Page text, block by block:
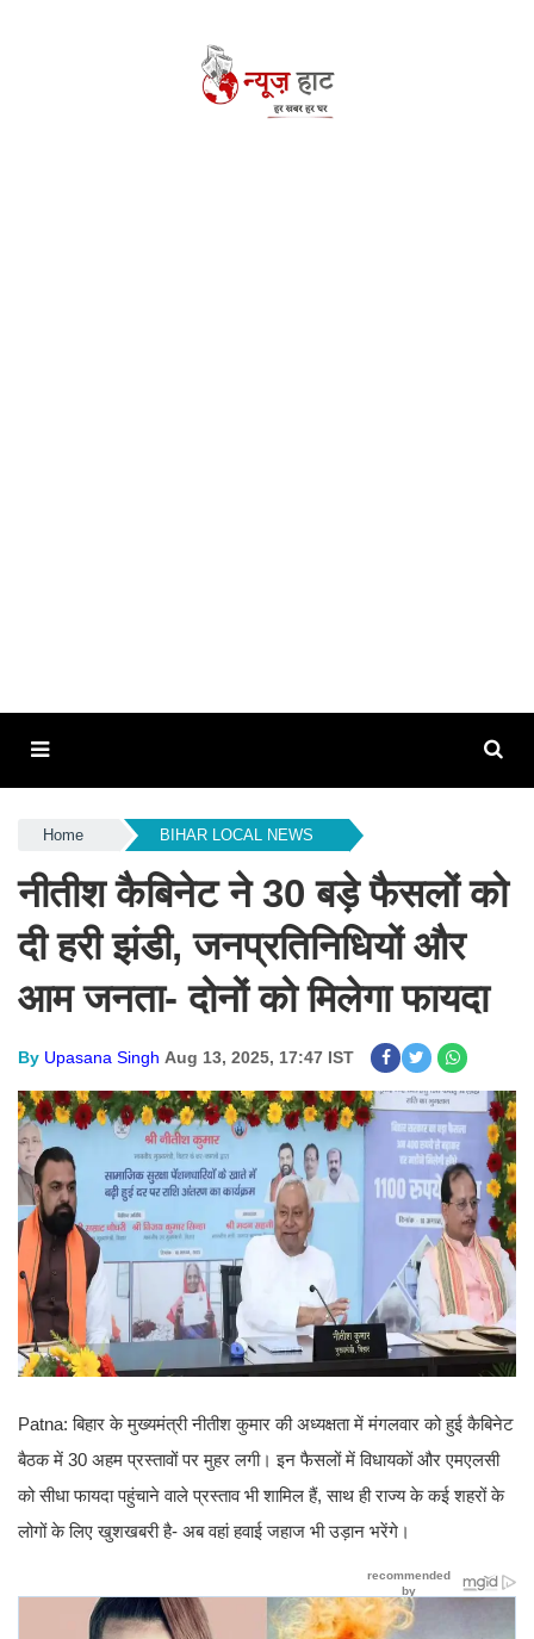
Home BIHAR LOCAL NEWS
नीतीश कैबिनेट ने 30 बड़े फैसलों को
दी हरी झंडी, जनप्रतिनिधियों और
आम जनता- दोनों को मिलेगा फायदा
By Upasana Singh Aug 13, 2025, 17:47 IST
Patna: बिहार के मुख्यमंत्री नीतीश कुमार की अध्यक्षता में मंगलवार को हुई कैबिनेट
बैठक में 30 अहम प्रस्तावों पर मुहर लगी। इन फैसलों में विधायकों और एमएलसी
को सीधा फायदा पहुंचाने वाले प्रस्ताव भी शामिल हैं, साथ ही राज्य के कई शहरों के
लोगों के लिए खुशखबरी है- अब वहां हवाई जहाज भी उड़ान भरेंगे।